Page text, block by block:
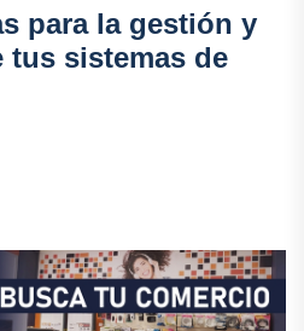
para la gestión y
tus sistemas de